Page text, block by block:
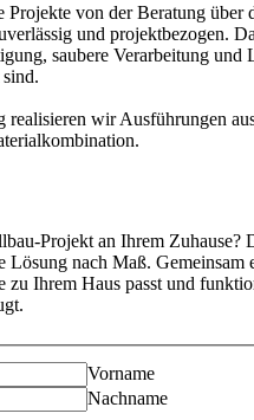
Projekte von der Beratung über
und projektbezogen.
saubere Verarbeitung und
realisieren wir Ausführungen
Projekt an Ihrem Zuhause?
Lösung nach Maß.
zu Ihrem Haus passt und
Vorname
Nachname